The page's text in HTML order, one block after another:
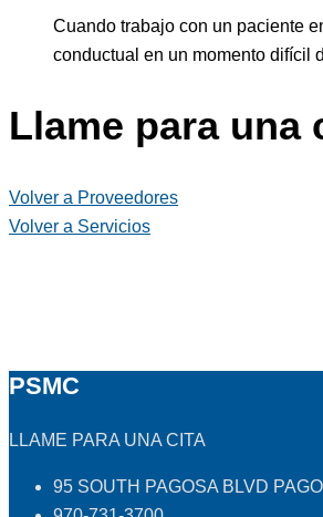
Cuando trabajo con un paciente
conductual en un momento difícil
Llame para una
Volver a Proveedores
Volver a Servicios
PSMC
LLAME PARA UNA CITA
95 SOUTH PAGOSA BLVD